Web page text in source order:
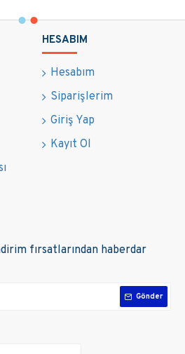
HESABIM
Hesabım
Siparişlerim
Giriş Yap
Kayıt Ol
fırsatlarından haberdar
Gönder